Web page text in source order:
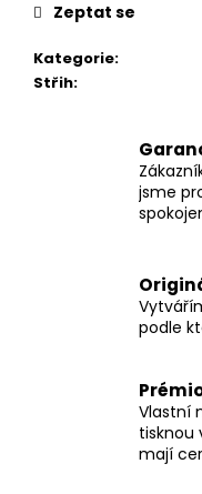
Kategorie:
Střih:
Zeptat se
jsme
podle
Vlastní
tisknou
mají